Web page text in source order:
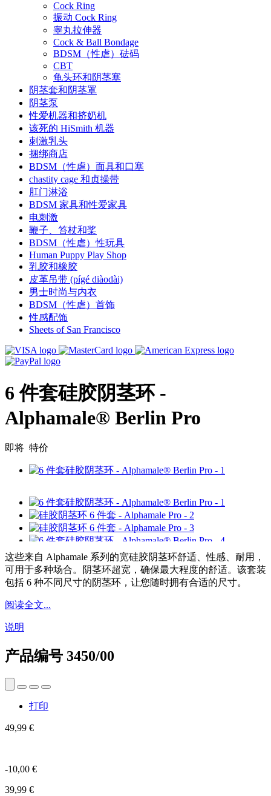
Cock Ring
振动 Cock Ring
睾丸拉伸器
Cock & Ball Bondage
BDSM（性虐）砝码
CBT
龟头环和阴茎塞
阴茎套和阴茎罩
阴茎泵
性爱机器和挤奶机
该死的 HiSmith 机器
刺激乳头
捆绑商店
BDSM（性虐）面具和口塞
chastity cage 和贞操带
肛门淋浴
BDSM 家具和性爱家具
电刺激
鞭子、笞杖和桨
BDSM（性虐）性玩具
Human Puppy Play Shop
乳胶和橡胶
皮革吊带 (pígé diàodài)
男士时尚与内衣
BDSM（性虐）首饰
性感配饰
Sheets of San Francisco
6 件套硅胶阴茎环 -
Alphamale® Berlin Pro
即将 特价
这些来自 Alphamale 系列的宽硅胶阴茎环舒适、性感、耐用，
可用于多种场合。阴茎环超宽，确保最大程度的舒适。该套装
包括 6 种不同尺寸的阴茎环，让您随时拥有合适的尺寸。
阅读全文...
说明
产品编号 3450/00
打印
49,99 €
-10,00 €
39,99 €